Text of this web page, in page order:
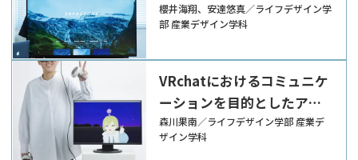
櫻井海翔、安達悠真／ライフデザイン学
部 産業デザイン学科
VRchatにおけるコミュニケ
ーションを目的としたアバ
ターの制作
森川果南／ライフデザイン学部 産業デ
ザイン学科